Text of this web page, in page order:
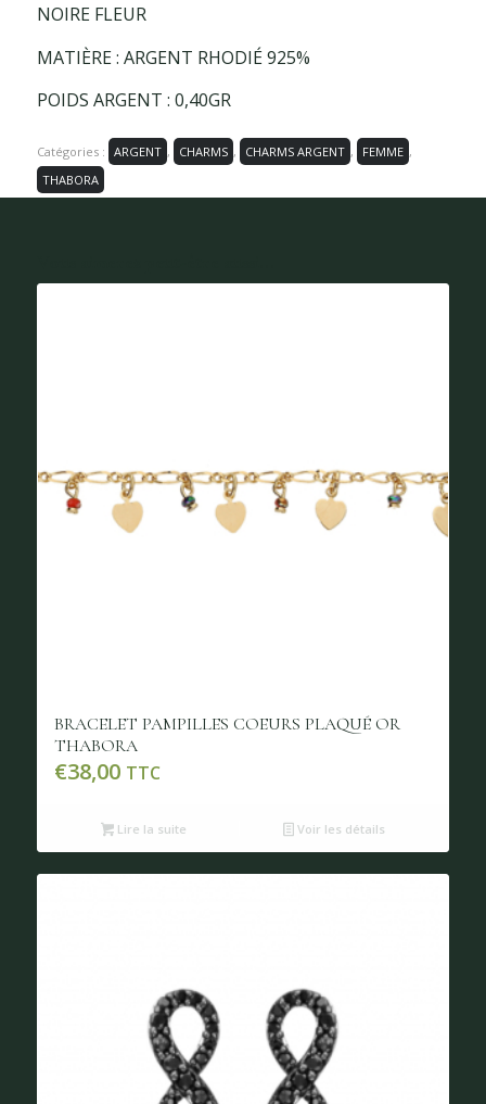
NOIRE FLEUR
MATIÈRE : ARGENT RHODIÉ 925%
POIDS ARGENT : 0,40GR
Catégories : ARGENT , CHARMS , CHARMS ARGENT , FEMME ,
THABORA
BRACELET PAMPILLES COEURS PLAQUÉ OR
THABORA
€38,00 TTC
Lire la suite Voir les détails